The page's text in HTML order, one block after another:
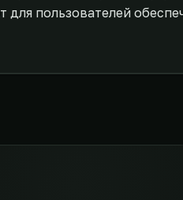
пользователей